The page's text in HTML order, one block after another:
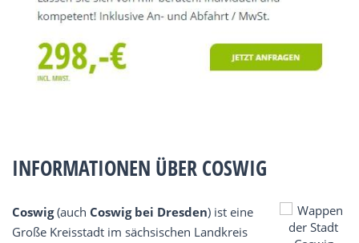
INFORMATIONEN ÜBER COSWIG
Coswig(auch Coswig bei Dresden) ist eine
Große Kreisstadt im sächsischen Landkreis